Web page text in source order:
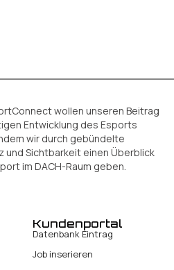
wollen unseren Beitrag
Entwicklung des Esports
wir durch gebündelte
und Sichtbarkeit einen Überblick
im DACH-Raum geben.
Kundenportal
Datenbank Eintrag
Job inserieren